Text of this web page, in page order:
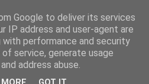
Google to deliver its services
IP address and user-agent are
with performance and security
service, generate usage
address abuse.